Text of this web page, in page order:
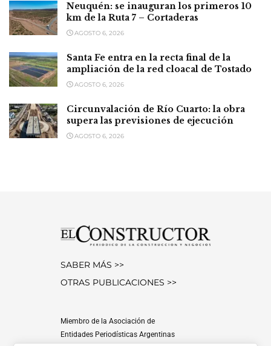
Neuquén: se inauguran los primeros 10
km de la Ruta 7 – Cortaderas
AGOSTO 6, 2026
Santa Fe entra en la recta final de la
ampliación de la red cloacal de Tostado
AGOSTO 6, 2026
Circunvalación de Río Cuarto: la obra
supera las previsiones de ejecución
AGOSTO 6, 2026
SABER MÁS >>
OTRAS PUBLICACIONES >>
Miembro de la Asociación de
Entidades Periodísticas Argentinas